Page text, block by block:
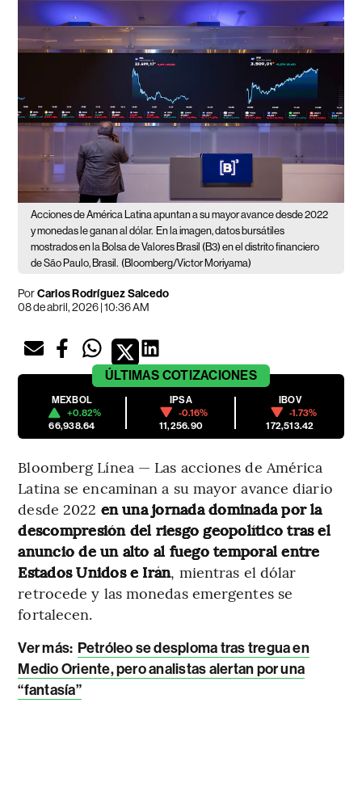
Acciones de América Latina apuntan a su mayor avance desde 2022
y monedas le ganan al dólar. En la imagen, datos bursátiles
mostrados en la Bolsa de Valores Brasil (B3) en el distrito financiero
de São Paulo, Brasil. (Bloomberg/Victor Moriyama)
PorCarlos Rodríguez Salcedo
08 de abril, 2026 | 10:36 AM
ÚLTIMAS COTIZACIONES
MEXBOL
+0.82%
66,938.64
IPSA
-0.16%
11,256.90
IBOV
-1.73%
172,513.42
Bloomberg Línea — Las acciones de América
Latina se encaminan a su mayor avance diario
desde 2022 en una jornada dominada por la
descompresión del riesgo geopolítico tras el
anuncio de un alto al fuego temporal entre
Estados Unidos e Irán, mientras el dólar
retrocede y las monedas emergentes se
fortalecen.
Ver más: Petróleo se desploma tras tregua en
Medio Oriente, pero analistas alertan por una
“fantasía”